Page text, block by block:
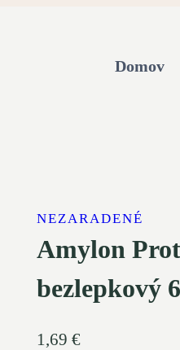
Domov
NEZARADENÉ
Amylon
bezlepkový
1,69 €